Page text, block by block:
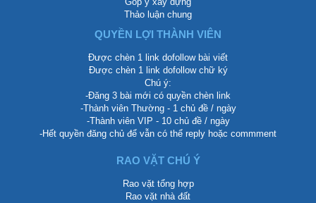
Thảo luận chung
QUYỀN LỢI THÀNH VIÊN
Được chèn 1 link dofollow bài viết
Được chèn 1 link dofollow chữ ký
Chú ý:
-Đăng 3 bài mới có quyền chèn link
-Thành viên Thường - 1 chủ đề / ngày
-Thành viên VIP - 10 chủ đề / ngày
-Hết quyền đăng chủ để vẫn có thể reply hoặc commment
RAO VẶT CHÚ Ý
Rao vặt tổng hợp
Rao vặt nhà đất